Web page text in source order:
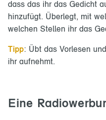
dass das ihr das Gedicht
hinzufügt. Überlegt, mit
welchen Stellen ihr das
Tipp: Übt das Vorlesen
ihr aufnehmt.
Eine